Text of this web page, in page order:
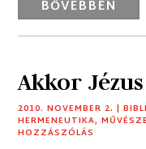
BŐVEBBEN
Akkor
2010. NOVEMBER 2. |
HERMENEUTIKA,
HOZZÁSZÓLÁS